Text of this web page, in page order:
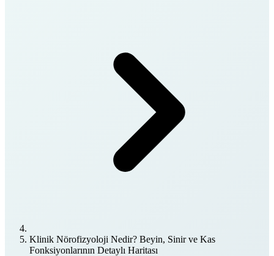
Klinik Nörofizyoloji Nedir? Beyin, Sinir ve Kas
Fonksiyonlarının Detaylı Haritası